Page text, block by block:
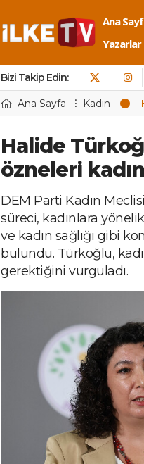
Ana
Yazarlar
Bizi Takip Edin:
Ana Sayfa Kadın
Halide
özneleri
DEM Parti Kadın
süreci, kadınlara
ve kadın sağlığı gibi
bulundu. Türkoğlu,
gerektiğini vurguladı.